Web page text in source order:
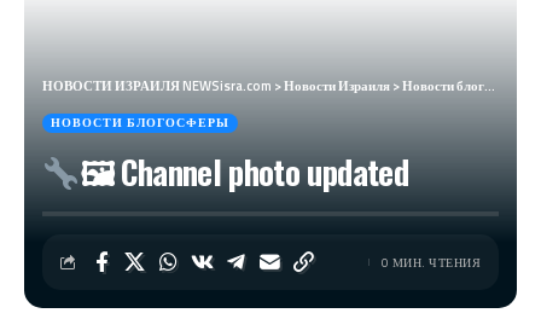
НОВОСТИ ИЗРАИЛЯ NEWSisra.com >Новости Израиля>Новости блогосферы
НОВОСТИ БЛОГОСФЕРЫ
🖼 Channel photo updated
0 МИН. ЧТЕНИЯ